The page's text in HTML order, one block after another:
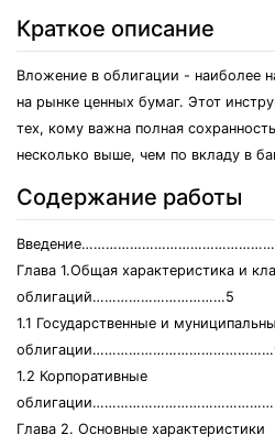
Краткое описание
Вложение в облигации - наиболее
на рынке ценных бумаг. Этот
тех, кому важна полная
несколько выше, чем по вкладу в
Содержание работы
Глава 1.Общая характеристика и
облигаций……………………………5
1.1 Государственные и
1.2 Корпоративные
Глава 2. Основные характеристики